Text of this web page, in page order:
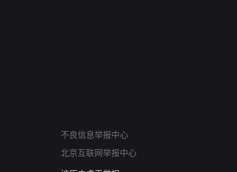
不良信息举报中心
北京互联网举报中心
亚运会举报专区